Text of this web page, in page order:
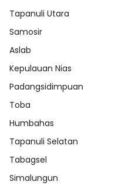
Tapanuli Utara
Samosir
Aslab
Kepulauan Nias
Padangsidimpuan
Toba
Humbahas
Tapanuli Selatan
Tabagsel
Simalungun